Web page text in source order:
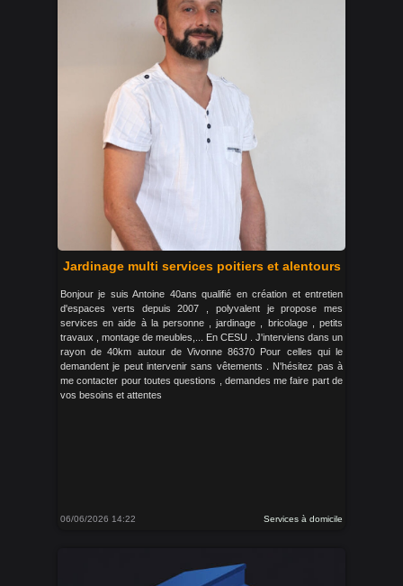
Jardinage multi services poitiers et alentours
Bonjour je suis Antoine 40ans qualifié en création et entretien
d'espaces verts depuis 2007 , polyvalent je propose mes
services en aide à la personne , jardinage , bricolage , petits
travaux , montage de meubles,... En CESU . J'interviens dans un
rayon de 40km autour de Vivonne 86370 Pour celles qui le
demandent je peut intervenir sans vêtements . N'hésitez pas à
me contacter pour toutes questions , demandes me faire part de
vos besoins et attentes
06/06/2026 14:22 Services à domicile